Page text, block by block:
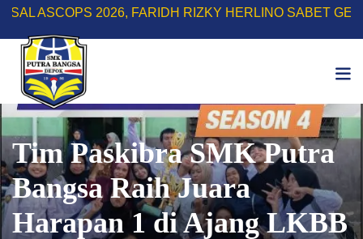
Skip
content
2026, FARIDH RIZKY HERLINO SABET GELAR TOP
Tim Paskibra SMK Putra
Bangsa Raih Juara
Harapan 1 di Ajang LKBB